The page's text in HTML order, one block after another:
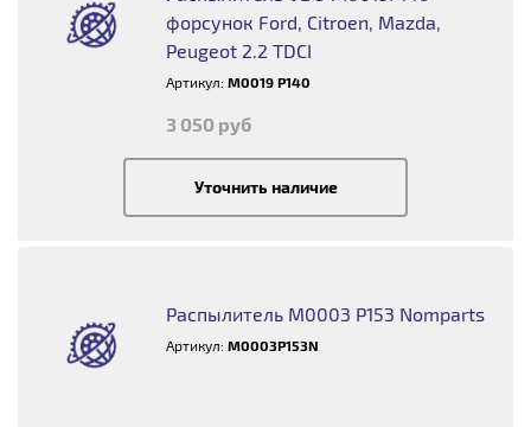
форсунок Ford, Citroen, Mazda,
Peugeot 2.2 TDCI
Артикул:M0019 P140
3 050 руб
Уточнить наличие
Распылитель M0003 P153 Nomparts
Артикул:M0003P153N